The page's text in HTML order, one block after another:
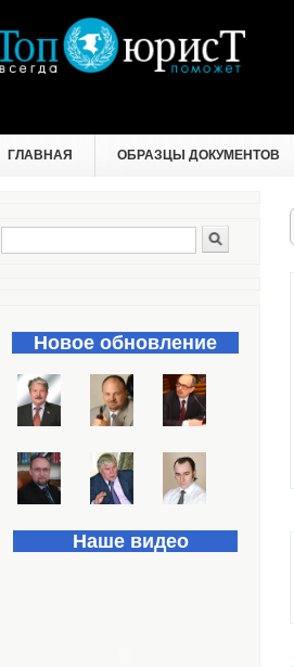
ГЛАВНАЯ ОБРАЗЦЫ ДОКУМЕНТОВ
Форма поиска
Новое обновление
Наше видео